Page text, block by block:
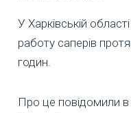
У Харківській
работу саперів
годин.
Про це повідомили в